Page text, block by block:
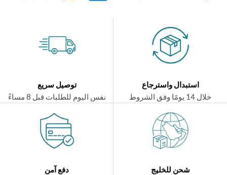
استبدال واسترجاع
توصيل سريع
نفس اليوم للطلبات قبل 8 مساءً
شحن للخليج
دفع آمن